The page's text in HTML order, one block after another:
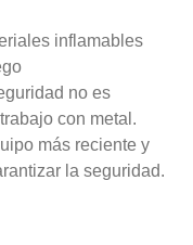
inflamables
no es
con metal.
más reciente y
la seguridad.